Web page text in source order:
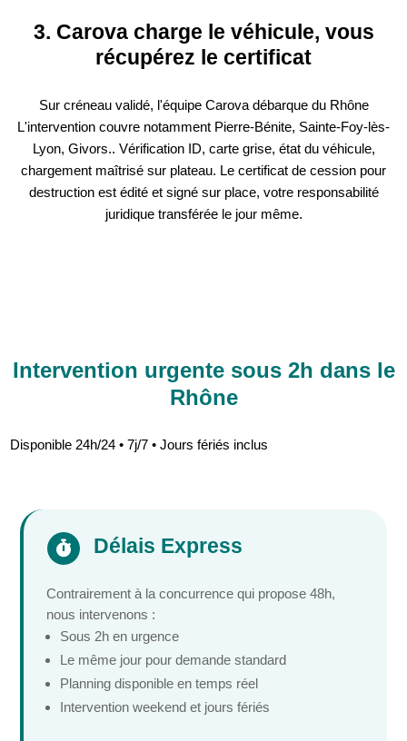
3. Carova charge le véhicule, vous
récupérez le certificat
Sur créneau validé, l'équipe Carova débarque du Rhône
L'intervention couvre notamment Pierre-Bénite, Sainte-Foy-lès-
Lyon, Givors.. Vérification ID, carte grise, état du véhicule,
chargement maîtrisé sur plateau. Le certificat de cession pour
destruction est édité et signé sur place, votre responsabilité
juridique transférée le jour même.
Intervention urgente sous 2h dans le
Rhône
Disponible 24h/24 • 7j/7 • Jours fériés inclus
 Délais Express
Contrairement à la concurrence qui propose 48h,
nous intervenons :
Sous 2h en urgence
Le même jour pour demande standard
Planning disponible en temps réel
Intervention weekend et jours fériés